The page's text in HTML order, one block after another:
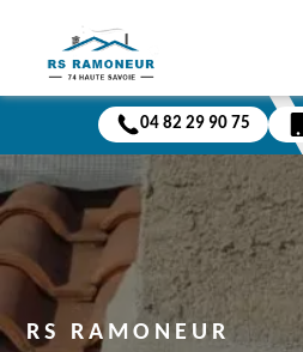
04 82 29 90 75
RS RAMONEUR